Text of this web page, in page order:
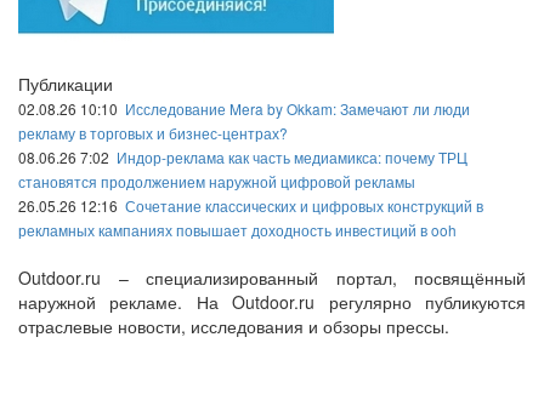
Публикации
02.08.26 10:10 Исследование Mera by Okkam: Замечают ли люди
рекламу в торговых и бизнес-центрах?
08.06.26 7:02 Индор-реклама как часть медиамикса: почему ТРЦ
становятся продолжением наружной цифровой рекламы
26.05.26 12:16 Сочетание классических и цифровых конструкций в
рекламных кампаниях повышает доходность инвестиций в ooh
Outdoor.ru – специализированный портал, посвящённый
наружной рекламе. На Outdoor.ru регулярно публикуются
отраслевые новости, исследования и обзоры прессы.